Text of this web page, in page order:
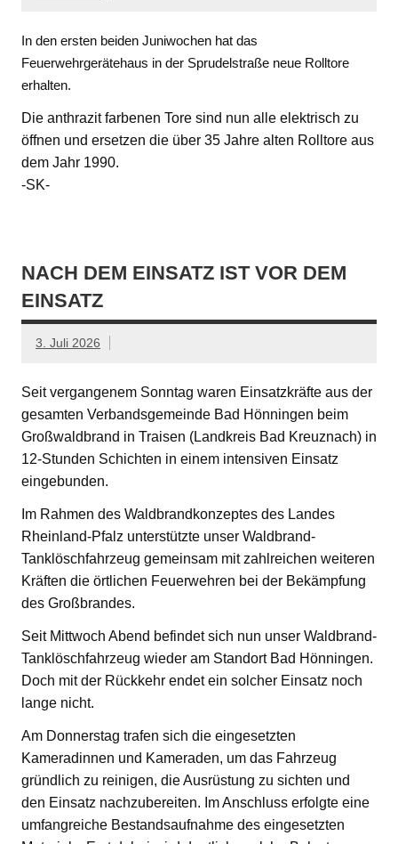
In den ersten beiden Juniwochen hat das
Feuerwehrgerätehaus in der Sprudelstraße neue Rolltore
erhalten.
Die anthrazit farbenen Tore sind nun alle elektrisch zu
öffnen und ersetzen die über 35 Jahre alten Rolltore aus
dem Jahr 1990.
-SK-
NACH DEM EINSATZ IST VOR DEM
EINSATZ
3. Juli 2026
Seit vergangenem Sonntag waren Einsatzkräfte aus der
gesamten Verbandsgemeinde Bad Hönningen beim
Großwaldbrand in Traisen (Landkreis Bad Kreuznach) in
12-Stunden Schichten in einem intensiven Einsatz
eingebunden.
Im Rahmen des Waldbrandkonzeptes des Landes
Rheinland-Pfalz unterstützte unser Waldbrand-
Tanklöschfahrzeug gemeinsam mit zahlreichen weiteren
Kräften die örtlichen Feuerwehren bei der Bekämpfung
des Großbrandes.
Seit Mittwoch Abend befindet sich nun unser Waldbrand-
Tanklöschfahrzeug wieder am Standort Bad Hönningen.
Doch mit der Rückkehr endet ein solcher Einsatz noch
lange nicht.
Am Donnerstag trafen sich die eingesetzten
Kameradinnen und Kameraden, um das Fahrzeug
gründlich zu reinigen, die Ausrüstung zu sichten und
den Einsatz nachzubereiten. Im Anschluss erfolgte eine
umfangreiche Bestandsaufnahme des eingesetzten